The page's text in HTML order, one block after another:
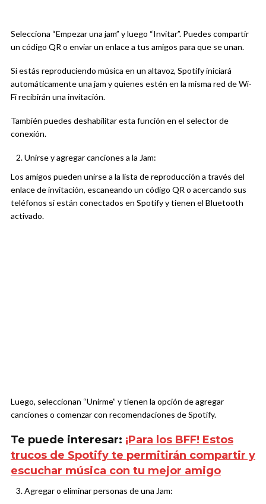
Selecciona “Empezar una jam” y luego “Invitar”. Puedes compartir
un código QR o enviar un enlace a tus amigos para que se unan.
Si estás reproduciendo música en un altavoz, Spotify iniciará
automáticamente una jam y quienes estén en la misma red de Wi-
Fi recibirán una invitación.
También puedes deshabilitar esta función en el selector de
conexión.
Unirse y agregar canciones a la Jam:
Los amigos pueden unirse a la lista de reproducción a través del
enlace de invitación, escaneando un código QR o acercando sus
teléfonos si están conectados en Spotify y tienen el Bluetooth
activado.
Luego, seleccionan “Unirme” y tienen la opción de agregar
canciones o comenzar con recomendaciones de Spotify.
Te puede interesar: ¡Para los BFF! Estos
trucos de Spotify te permitirán compartir y
escuchar música con tu mejor amigo
Agregar o eliminar personas de una Jam: